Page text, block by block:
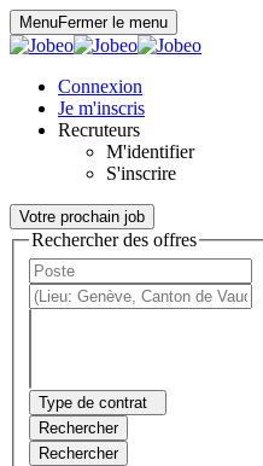
MenuFermer le menu
Connexion
Je m'inscris
Recruteurs
M'identifier
S'inscrire
Votre prochain job
Rechercher des offres
Type de contrat
Rechercher
Rechercher
Panneau de gestion des cookies